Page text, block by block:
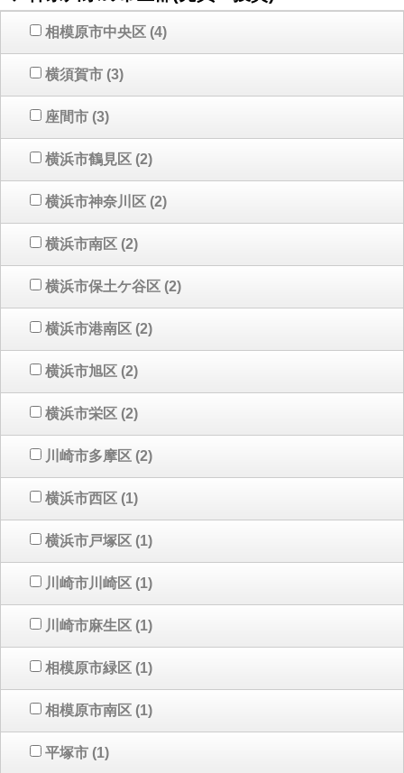
相模原市中央区 (4)
横須賀市 (3)
座間市 (3)
横浜市鶴見区 (2)
横浜市神奈川区 (2)
横浜市南区 (2)
横浜市保土ケ谷区 (2)
横浜市港南区 (2)
横浜市旭区 (2)
横浜市栄区 (2)
川崎市多摩区 (2)
横浜市西区 (1)
横浜市戸塚区 (1)
川崎市川崎区 (1)
川崎市麻生区 (1)
相模原市緑区 (1)
相模原市南区 (1)
平塚市 (1)